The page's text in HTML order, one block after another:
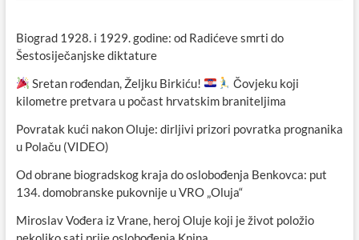
Biograd 1928. i 1929. godine: od Radićeve smrti do
Šestosiječanjske diktature
Sretan rođendan, Željku Birkiću!
Čovjeku koji
kilometre pretvara u počast hrvatskim braniteljima
Povratak kući nakon Oluje: dirljivi prizori povratka prognanika
u Polaču (VIDEO)
Od obrane biogradskog kraja do oslobođenja Benkovca: put
134. domobranske pukovnije u VRO „Oluja“
Miroslav Vođera iz Vrane, heroj Oluje koji je život položio